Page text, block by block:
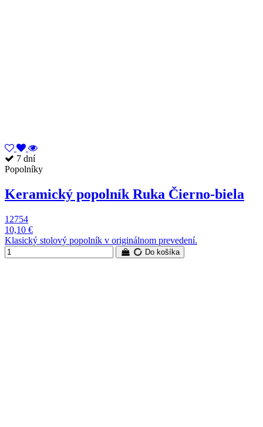
7 dní
Popolníky
Keramický popolník Ruka Čierno-biela
12754
10,10 €
Klasický stolový popolník v originálnom prevedení.
Do košíka